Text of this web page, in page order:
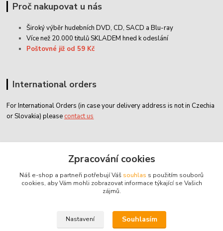
Proč nakupovat u nás
Široký výběr hudebních DVD, CD,SACD a Blu-ray
Více než 20.000 titulů SKLADEM hned k odeslání
Poštovné již od 59 Kč
International orders
For International Orders (in case your delivery address is not in Czechia
or Slovakia) please contact us
classicdvd@classicdvd.cz
Zpracování cookies
Náš e-shop a partneři potřebují Váš souhlas s použitím souborů
cookies, aby Vám mohli zobrazovat informace týkající se Vašich
zájmů.
Nastavení Souhlasím